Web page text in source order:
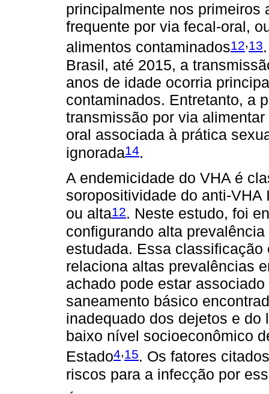
principalmente nos primeiros
frequente por via fecal-oral,
alimentos contaminados12,13
Brasil, até 2015, a
anos de idade ocorria
contaminados. Entretanto, a
transmissão por via
oral associada à prática
ignorada14.
A endemicidade do VHA é
soropositividade do anti-
ou alta12. Neste estudo, foi
configurando alta
estudada. Essa
relaciona altas prevalências
achado pode estar
saneamento básico
inadequado dos dejetos e
baixo nível socioeconômico
Estado4 15. Os fatores
riscos para a infecção por